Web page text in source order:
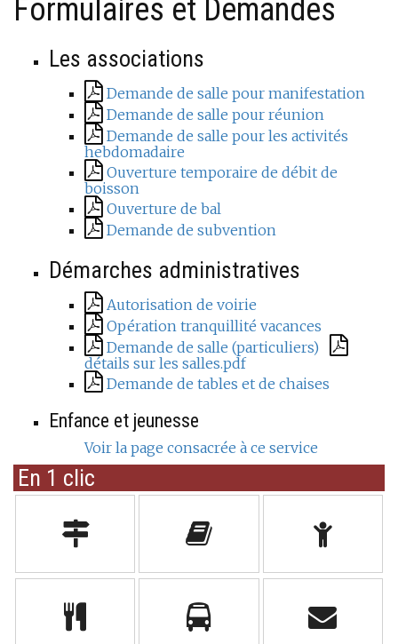
Formulaires et Demandes
Les associations
Demande de salle pour manifestation
Demande de salle pour réunion
Demande de salle pour les activités
hebdomadaire
Ouverture temporaire de débit de
boisson
Ouverture de bal
Demande de subvention
Démarches administratives
Autorisation de voirie
Opération tranquillité vacances
Demande de salle (particuliers)
détails sur les salles.pdf
Demande de tables et de chaises
Enfance et jeunesse
Voir la page consacrée à ce service
En 1 clic